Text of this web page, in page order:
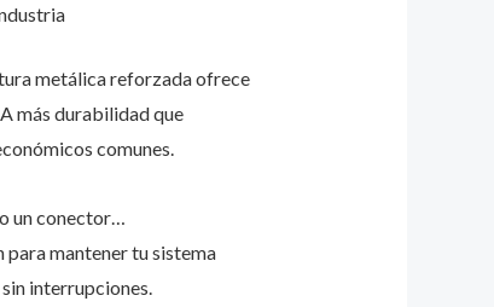
metálica reforzada ofrece
más durabilidad que
comunes.
un conector…
para mantener tu sistema
interrupciones.